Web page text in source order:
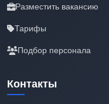
Разместить вакансию
Тарифы
Подбор персонала
Контакты